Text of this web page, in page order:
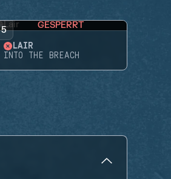
5 GESPERRT
LAIR
INTO THE BREACH